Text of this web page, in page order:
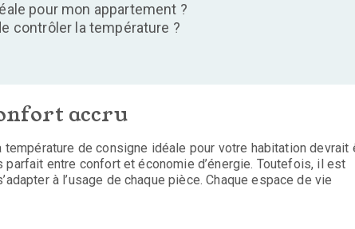
pour mon appartement ?
contrôler la température ?
accru
de consigne idéale pour votre habitation devrait
entre confort et économie d’énergie. Toutefois, il est
à l’usage de chaque pièce. Chaque espace de vie